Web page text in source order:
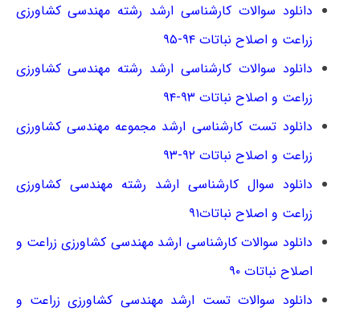
دانلود سوالات کارشناسی ارشد رشته مهندسی کشاورزی
زراعت و اصلاح نباتات ۹۴-۹۵
دانلود سوالات کارشناسی ارشد رشته مهندسی کشاورزی
زراعت و اصلاح نباتات ۹۳-۹۴
دانلود تست کارشناسی ارشد مجموعه مهندسی کشاورزی
زراعت و اصلاح نباتات ۹۲-۹۳
دانلود سوال کارشناسی ارشد رشته مهندسی کشاورزی
زراعت و اصلاح نباتات۹۱
دانلود سوالات کارشناسی ارشد مهندسی کشاورزی زراعت و
اصلاح نباتات ۹۰
دانلود سوالات تست ارشد مهندسی کشاورزی زراعت و